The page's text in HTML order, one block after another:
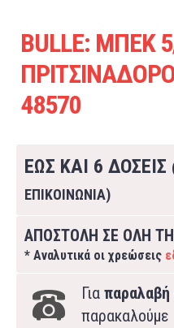
BULLE: ΜΠΕΚ
48570
ΕΩΣ ΚΑΙ 6 ΔΟΣΕΙΣ
ΕΠΙΚΟΙΝΩΝΙΑ)
ΑΠΟΣΤΟΛΗ ΣΕ ΟΛΗ
* Αναλυτικά οι χρεώσεις
Για παραλαβή
παρακαλούμε